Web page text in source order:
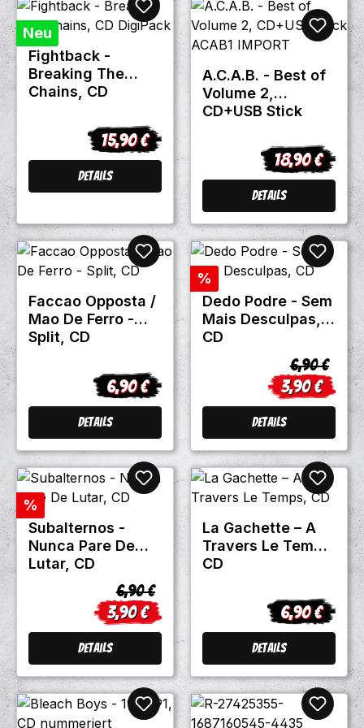
Neu
Fightback -
Breaking The
Chains, CD
Regulärer Preis:
15,90 €
Details
A.C.A.B. - Best of
Volume 2,
CD+USB Stick
Regulärer
18,90 €
Details
Faccao Opposta /
Mao De Ferro -
Split, CD
Regulärer Preis:
6,90 €
Details
Rabatt
%
Dedo Podre - Sem
Mais Desculpas,
CD
3,90 €
Regulärer
6,90 €
Details
Rabatt
%
Subalternos -
Nunca Pare De
Lutar, CD
Verkaufspreis:
3,90 €
Regulärer Preis:
6,90 €
Details
La Gachette – A
Travers Le Temps,
CD
Regulärer
6,90 €
Details